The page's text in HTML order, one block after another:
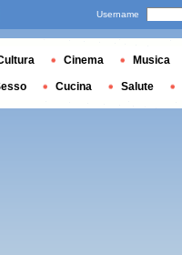
Username
Cinema Musica
Cucina Salute